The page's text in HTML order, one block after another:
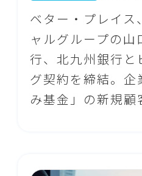
ベター・プレイス
ャルグループの
行、北九州銀行と
グ契約を締結。企
み基金」の新規顧